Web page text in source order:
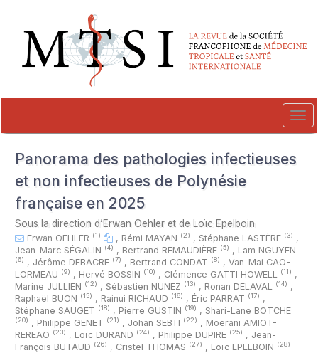
##plugins.themes.novelty.accessible_menu.main_navigation##
##plugins.themes.novelty.accessible_menu.main_content##
##plugins.themes.novelty.accessible_menu.sidebar##
Panorama des pathologies infectieuses
et non infectieuses de Polynésie
française en 2025
Sous la direction d’Erwan Oehler et de Loïc Epelboin
Erwan OEHLER (1) , Rémi MAYAN (2) , Stéphane LASTÈRE (3) ,
Jean-Marc SÉGALIN (4) , Bertrand REMAUDIÈRE (5) , Lam NGUYEN
(6) , Jérôme DEBACRE (7) , Bertrand CONDAT (8) , Van-Mai CAO-
LORMEAU (9) , Hervé BOSSIN (10) , Clémence GATTI HOWELL (11) ,
Marine JULLIEN (12) , Sébastien NUNEZ (13) , Ronan DELAVAL (14) ,
Raphaël BUON (15) , Rainui RICHAUD (16) , Éric PARRAT (17) ,
Stéphane SAUGET (18) , Pierre GUSTIN (19) , Shari-Lane BOTCHE
(20) , Philippe GENET (21) , Johan SEBTI (22) , Moerani AMIOT-
REREAO (23) , Loïc DURAND (24) , Philippe DUPIRE (25) , Jean-
François BUTAUD (26) , Cristel THOMAS (27) , Loïc EPELBOIN (28)